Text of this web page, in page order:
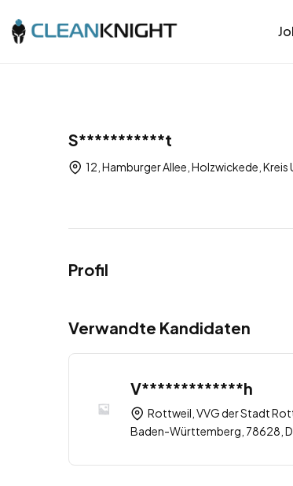
S***********t
12, Hamburger Allee, Holzwickede,
Profil
Verwandte Kandidaten
V*************h
Rottweil, VVG der Stadt
Baden-Württemberg, 78628,